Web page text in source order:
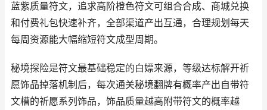
蓝紫质量符文，追求高阶橙色符文可组合合成、商城兑换
和付费礼包快速补齐，全部渠道产出互通，合理规划每天
每周资源能大幅缩短符文成型周期。
秘境探险是符文最基础稳定的白嫖来源，等级达标解开祈
愿饰品掉落机制后，每次通关秘境翻牌有概率产出自带符
文槽的祈愿系列饰品，饰品质量越高附带符文的概率越